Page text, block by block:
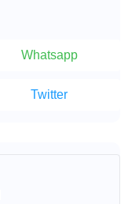
Whatsapp
Twitter